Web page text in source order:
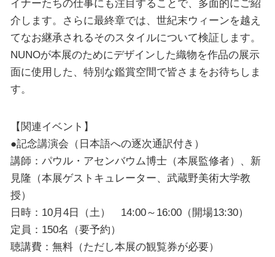
イナーたちの仕事にも注目することで、多面的にご紹
介します。さらに最終章では、世紀末ウィーンを越え
てなお継承されるそのスタイルについて検証します。
NUNOが本展のためにデザインした織物を作品の展示
面に使用した、特別な鑑賞空間で皆さまをお待ちしま
す。
【関連イベント】
●記念講演会（日本語への逐次通訳付き）
講師：パウル・アセンバウム博士（本展監修者）、新
見隆（本展ゲストキュレーター、武蔵野美術大学教
授）
日時：10月4日（土） 14:00～16:00（開場13:30）
定員：150名（要予約）
聴講費：無料（ただし本展の観覧券が必要）